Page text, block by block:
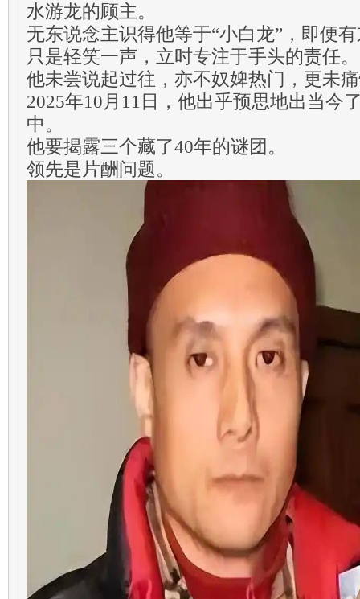
水游龙的顾主。
无东说念主识得他等于“小白龙”，即便
只是轻笑一声，立时专注于手头的责任。
他未尝说起过往，亦不奴婢热门，更未
2025年10月11日，他出乎预思地出当今
中。
他要揭露三个藏了40年的谜团。
领先是片酬问题。